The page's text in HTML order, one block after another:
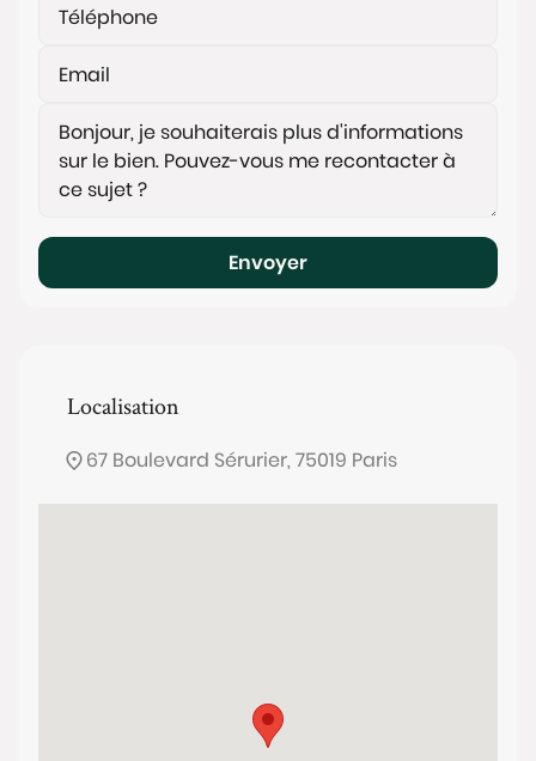
Envoyer
Localisation
67 Boulevard Sérurier, 75019 Paris